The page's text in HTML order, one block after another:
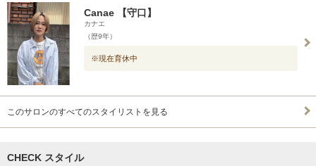
Canae 【守口】
カナエ
（歴9年）
※現在育休中
このサロンのすべてのスタイリストを見る
CHECK スタイル